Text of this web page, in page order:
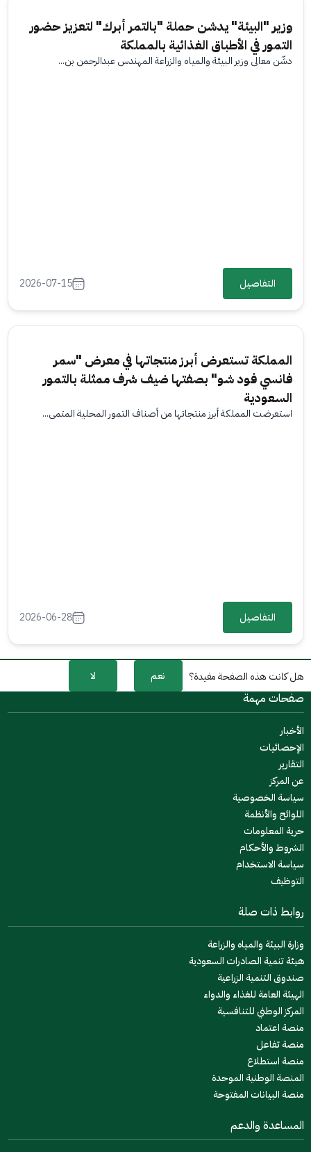
وزير "البيئة" يدشن حملة "بالتمر أبرك" لتعزيز حضور
التمور في الأطباق الغذائية بالمملكة
دشّن معالي وزير البيئة والمياه والزراعة المهندس عبدالرحمن بن...
التفاصيل 2026-07-15
المملكة تستعرض أبرز منتجاتها في معرض "سمر
فانسي فود شو" بصفتها ضيف شرف ممثلة بالتمور
السعودية
استعرضت المملكة أبرز منتجاتها من أصناف التمور المحلية المتمي...
التفاصيل 2026-06-28
هل كانت هذه الصفحة مفيدة؟ نعم لا
صفحات مهمة
الأخبار
الإحصائيات
التقارير
عن المركز
سياسة الخصوصية
اللوائح والأنظمة
حرية المعلومات
الشروط والأحكام
سياسة الاستخدام
التوظيف
روابط ذات صلة
وزارة البيئة والمياه والزراعة
هيئة تنمية الصادرات السعودية
صندوق التنمية الزراعية
الهيئة العامة للغذاء والدواء
المركز الوطني للتنافسية
منصة اعتماد
منصة تفاعل
منصة استطلاع
المنصة الوطنية الموحدة
منصة البيانات المفتوحة
المساعدة والدعم